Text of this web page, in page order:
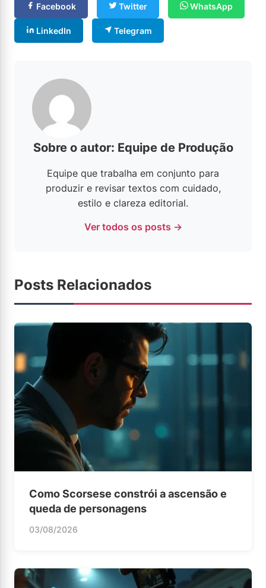
Facebook Twitter WhatsApp
LinkedIn Telegram
Sobre o autor: Equipe de Produção
Equipe que trabalha em conjunto para
produzir e revisar textos com cuidado,
estilo e clareza editorial.
Ver todos os posts →
Posts Relacionados
Como Scorsese constrói a ascensão e
queda de personagens
03/08/2026